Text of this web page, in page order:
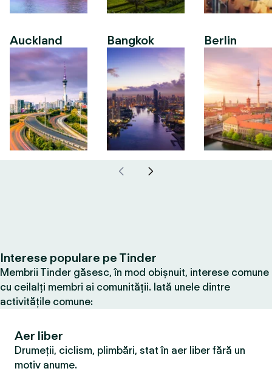
Auckland Bangkok Berlin
Interese populare pe Tinder
Membrii Tinder găsesc, în mod obișnuit, interese comune
cu ceilalți membri ai comunității. Iată unele dintre
activitățile comune:
Aer liber
Drumeții, ciclism, plimbări, stat în aer liber fără un
motiv anume.